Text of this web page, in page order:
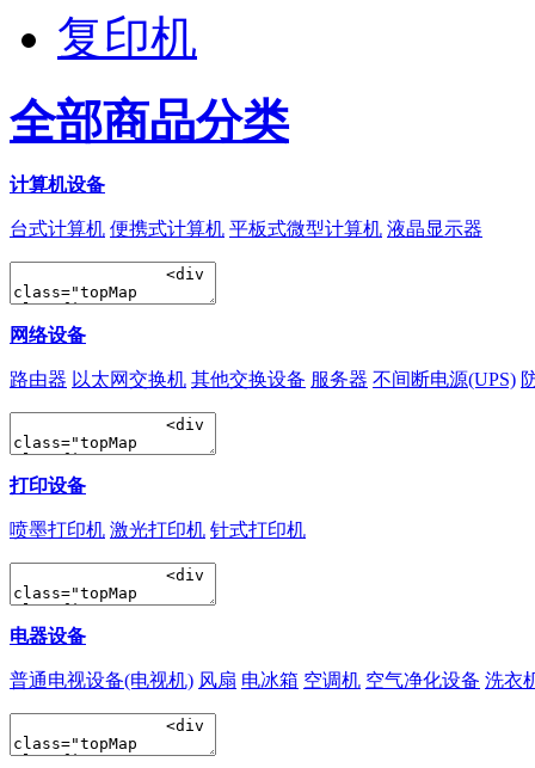
复印机
全部商品分类
计算机设备
台式计算机 便携式计算机 平板式微型计算机 液晶显示器
网络设备
路由器 以太网交换机 其他交换设备 服务器 不间断电源(UPS)
打印设备
喷墨打印机 激光打印机 针式打印机
电器设备
普通电视设备(电视机) 风扇 电冰箱 空调机 空气净化设备 洗衣